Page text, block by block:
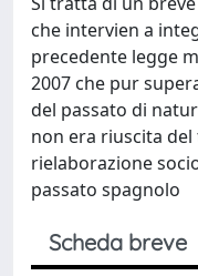
che intervien a
precedente legge
2007 che pur
del passato di
non era riuscita
rielaborazione
passato spagnolo
Scheda breve